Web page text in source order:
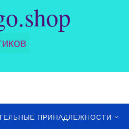
ПРИНАДЛЕЖНОСТИ